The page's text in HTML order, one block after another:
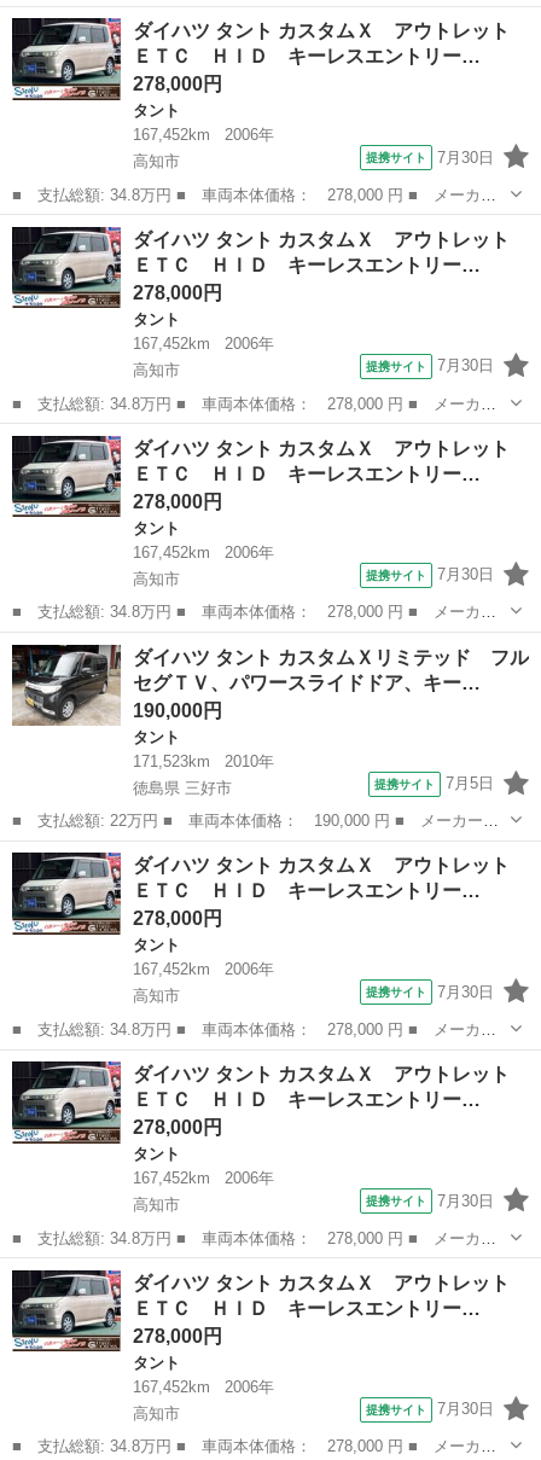
名： ダイハツ ■ 車種名： タント ■ グレード名： カスタムＸ
スペシャル エコアイドル 左パワスラ ドラレコ ＥＴＣ パワー
ウィンドウ 運転...
香川 木田郡 タント
ダイハツ タント カスタムＸ アウトレット
ＥＴＣ ＨＩＤ キーレスエントリー…
278,000円
タント
167,452km
2006年
高知市
提携サイト 7月30日
■ 支払総額: 34.8万円 ■ 車両本体価格： 278,000 円 ■ メーカー
名： ダイハツ ■ 車種名： タント ■ グレード名： カスタム
Ｘ アウトレット ＥＴＣ ＨＩＤ キーレスエントリー 電動格納
ミラー ベンチ...
高知 高知市 タント ベンチシート
ダイハツ タント カスタムＸ アウトレット
ＥＴＣ ＨＩＤ キーレスエントリー…
278,000円
タント
167,452km
2006年
高知市
提携サイト 7月30日
■ 支払総額: 34.8万円 ■ 車両本体価格： 278,000 円 ■ メーカー
名： ダイハツ ■ 車種名： タント ■ グレード名： カスタム
Ｘ アウトレット ＥＴＣ ＨＩＤ キーレスエントリー 電動格納
ミラー ベンチ...
高知 高知市 タント
ダイハツ タント カスタムＸ アウトレット
ＥＴＣ ＨＩＤ キーレスエントリー…
278,000円
タント
167,452km
2006年
高知市
提携サイト 7月30日
■ 支払総額: 34.8万円 ■ 車両本体価格： 278,000 円 ■ メーカー
名： ダイハツ ■ 車種名： タント ■ グレード名： カスタム
Ｘ アウトレット ＥＴＣ ＨＩＤ キーレスエントリー 電動格納
ミラー ベンチ...
高知 高知市 タント ベンチシート
ダイハツ タント カスタムＸリミテッド フル
セグＴＶ、パワースライドドア、キー…
190,000円
タント
171,523km
2010年
徳島県 三好市
提携サイト 7月5日
■ 支払総額: 22万円 ■ 車両本体価格： 190,000 円 ■ メーカー
名： ダイハツ ■ 車種名： タント ■ グレード名： カスタムＸ
リミテッド フルセグＴＶ、パワースライドドア、キーレス、オート
エアコン、ＨＩＤ...
徳島 三好市 タント
ダイハツ タント カスタムＸ アウトレット
ＥＴＣ ＨＩＤ キーレスエントリー…
278,000円
タント
167,452km
2006年
高知市
提携サイト 7月30日
■ 支払総額: 34.8万円 ■ 車両本体価格： 278,000 円 ■ メーカー
名： ダイハツ ■ 車種名： タント ■ グレード名： カスタム
Ｘ アウトレット ＥＴＣ ＨＩＤ キーレスエントリー 電動格納
ミラー ベンチ...
高知 高知市 タント ベンチシート
ダイハツ タント カスタムＸ アウトレット
ＥＴＣ ＨＩＤ キーレスエントリー…
278,000円
タント
167,452km
2006年
高知市
提携サイト 7月30日
■ 支払総額: 34.8万円 ■ 車両本体価格： 278,000 円 ■ メーカー
名： ダイハツ ■ 車種名： タント ■ グレード名： カスタム
Ｘ アウトレット ＥＴＣ ＨＩＤ キーレスエントリー 電動格納
ミラー ベンチ...
高知 高知市 タント ベンチシート
ダイハツ タント カスタムＸ アウトレット
ＥＴＣ ＨＩＤ キーレスエントリー…
278,000円
タント
167,452km
2006年
高知市
提携サイト 7月30日
■ 支払総額: 34.8万円 ■ 車両本体価格： 278,000 円 ■ メーカー